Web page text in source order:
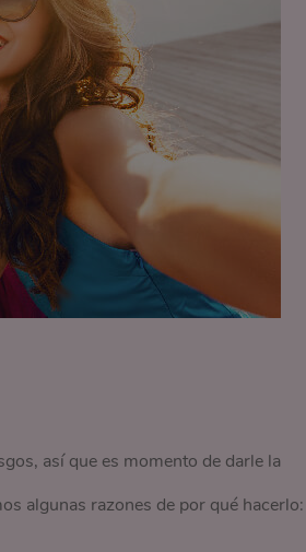
así que es momento de darle la
algunas razones de por qué hacerlo: